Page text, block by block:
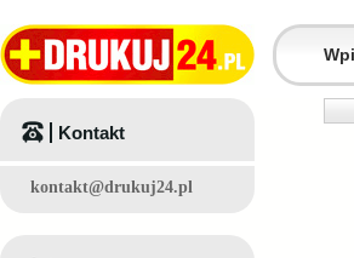
Kontakt
kontakt@drukuj24.pl